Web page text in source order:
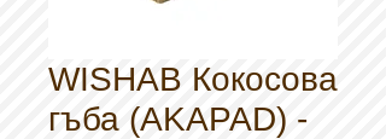
WISHAB Кокосова
гъба (AKAPAD) -